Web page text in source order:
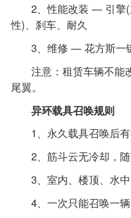
2、性能改装 — 引擎
性)、刹车、耐久
3、维修 — 花方斯一
注意：租赁车辆不能
尾翼。
异环载具召唤规则
1、永久载具召唤后
2、筋斗云无冷却，
3、室内、楼顶、水
4、一次只能召唤一